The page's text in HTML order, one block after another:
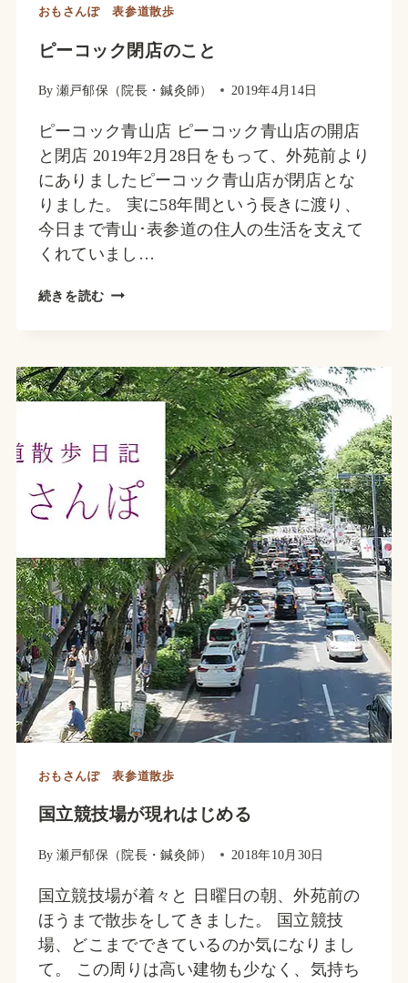
おもさんぽ 表参道散歩
ピーコック閉店のこと
By 瀬戸郁保（院長・鍼灸師） 2019年4月14日
ピーコック青山店 ピーコック青山店の開店
と閉店 2019年2月28日をもって、外苑前より
にありましたピーコック青山店が閉店とな
りました。 実に58年間という長きに渡り、
今日まで青山･表参道の住人の生活を支えて
くれていまし…
続きを読む ピ
ッ
ク
店
の
こ
と
おもさんぽ 表参道散歩
国立競技場が現れはじめる
By 瀬戸郁保（院長・鍼灸師） 2018年10月30日
国立競技場が着々と 日曜日の朝、外苑前の
ほうまで散歩をしてきました。 国立競技
場、どこまでできているのか気になりまし
て。 この周りは高い建物も少なく、気持ち